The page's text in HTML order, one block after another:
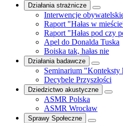
Działania strażnicze
Interwencje
Raport "Hałas w
Raport "Hałas pod czy
Apel do Donalda Tuska
Boiska tak, hałas nie
Działania badawcze
Seminarium "Konteksty
Decybele Przyszłości
Dziedzictwo akustyczne
ASMR Polska
ASMR Wrocław
Sprawy Społeczne